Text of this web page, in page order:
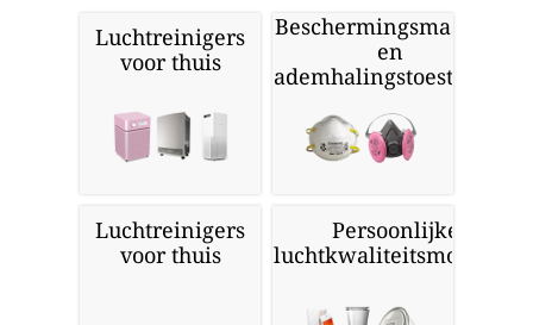
Luchtreinigers
voor thuis
Beschermingsmaskers
en
ademhalingstoestellen
Luchtreinigers
voor thuis
Persoonlijke
luchtkwaliteitsmonitors